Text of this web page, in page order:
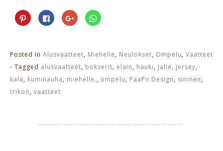
Jaa
Pinterest
palvelussa(Avautuu
Jaa
Facebookissa(Avautuu
uudessa
Jaa
Google+
palvelussa(Avautuu
Jaa
WhatsApp
Posted in Alusvaatteet, Miehelle, Neulokset, Ompelu, Vaatteet
- Tagged alusvaatteet, bokserit, eläin, hauki, Jalie, jersey,
kala, kuminauha, miehelle., ompelu, PaaPii Design, sininen,
trikoo, vaatteet